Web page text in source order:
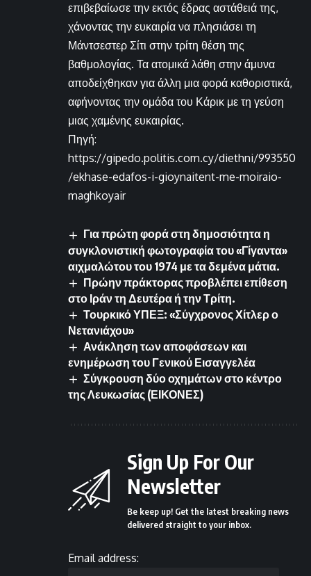
επιβεβαίωσε την εκτός έδρας αστάθειά της,
χάνοντας την ευκαιρία να πλησιάσει τη
Μάντσεστερ Σίτι στην τρίτη θέση της
βαθμολογίας. Τα ατομικά λάθη στην άμυνα
αποδείχθηκαν για άλλη μια φορά καθοριστικά,
αφήνοντας την ομάδα του Κάρικ με τη γεύση
μιας χαμένης ευκαιρίας.
Πηγή:
https://gipedo.politis.com.cy/diethni/993550
/ekhase-edafos-i-gioynaitent-me-moiraio-
maghkoyair
Για πρώτη φορά στη δημοσιότητα η
συγκλονιστική φωτογραφία του «Γίγαντα»
αιχμαλώτου του 1974 με τα δεμένα μάτια.
Πρώην πράκτορας προβλέπει επίθεση
στο Ιράν τη Δευτέρα ή την Τρίτη.
Τουρκικό ΥΠΕΞ: «Σύγχρονος Χίτλερ ο
Νετανιάχου»
Ανάκληση των αποφάσεων και
ενημέρωση του Γενικού Εισαγγελέα
Σύγκρουση δύο οχημάτων στο κέντρο
της Λευκωσίας (ΕΙΚΟΝΕΣ)
Sign Up For Our
Newsletter
Be keep up! Get the latest breaking news
delivered straight to your inbox.
Email address: